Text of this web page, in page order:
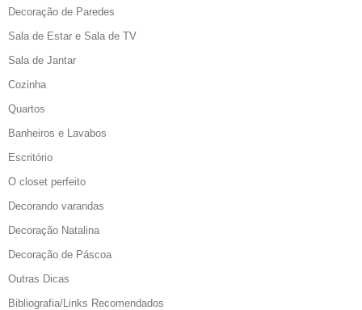
Decoração de Paredes
Sala de Estar e Sala de TV
Sala de Jantar
Cozinha
Quartos
Banheiros e Lavabos
Escritório
O closet perfeito
Decorando varandas
Decoração Natalina
Decoração de Páscoa
Outras Dicas
Bibliografia/Links Recomendados